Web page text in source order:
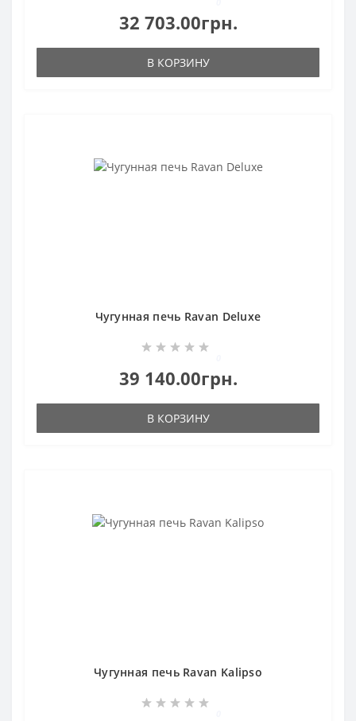
32 703.00грн.
В КОРЗИНУ
Чугунная печь Ravan Deluxe
39 140.00грн.
В КОРЗИНУ
Чугунная печь Ravan Kalipso